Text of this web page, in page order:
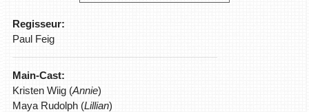
Regisseur:
Paul Feig
Main-Cast:
Kristen Wiig (Annie)
Maya Rudolph (Lillian)